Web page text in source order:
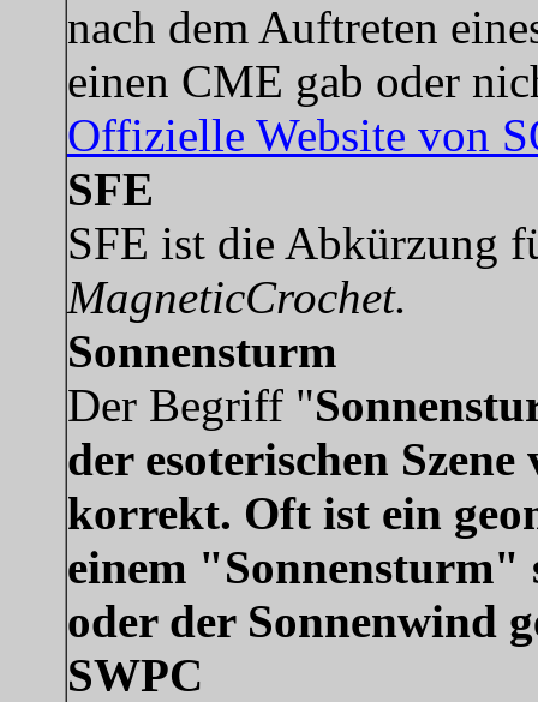
nach dem Auftreten
einen CME gab oder
Offizielle Website von
SFE
SFE ist die Abkürzung
MagneticCrochet.
Sonnensturm
Der Begriff "
der esoterischen
korrekt. Oft ist ein
einem "Sonnensturm"
oder der Sonnenwind
SWPC